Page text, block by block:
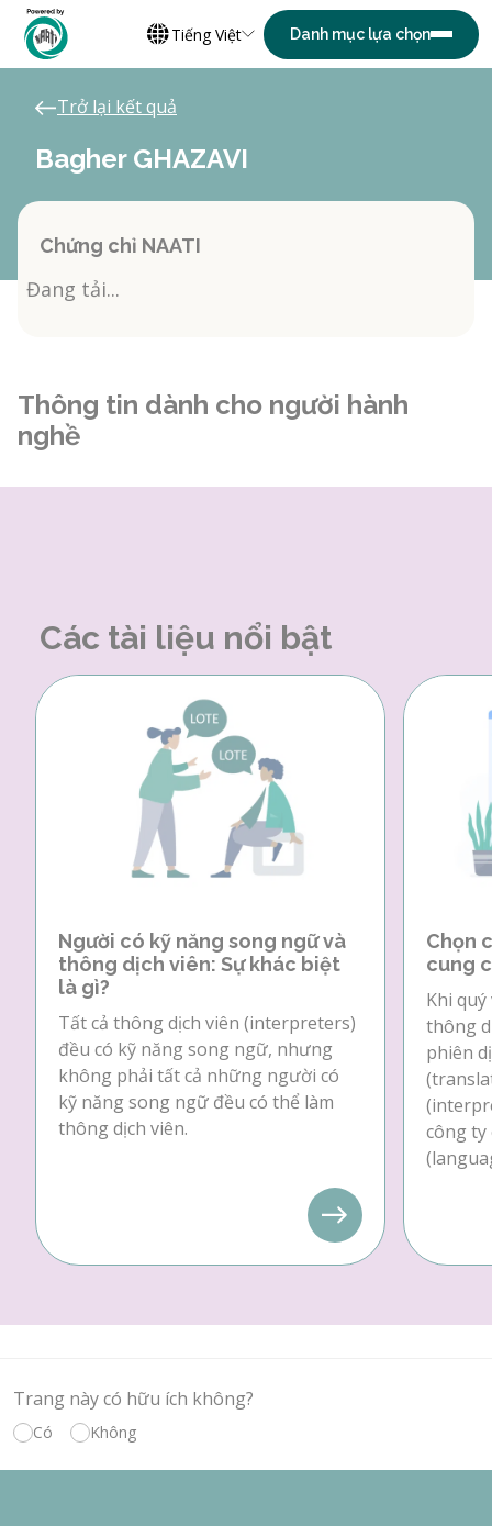
Tiếng Việt
Trở lại kết quả
Bagher GHAZAVI
Chứng chỉ NAATI
Đang tải...
Thông tin dành cho người hành
nghề
Các tài liệu nổi bật
Người có kỹ năng song ngữ và
thông dịch viên: Sự khác biệt
là gì?
Tất cả thông dịch viên (interpreters)
đều có kỹ năng song ngữ, nhưng
không phải tất cả những người có
kỹ năng song ngữ đều có thể làm
thông dịch viên.
Chọn
cung
Khi
thông
phiên
công ty
Trang này có hữu ích không?
Có Không